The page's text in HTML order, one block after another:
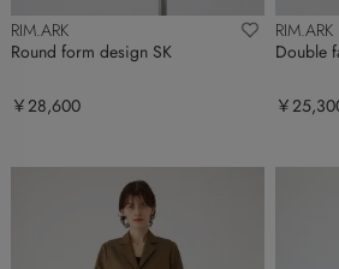
RIM.ARK
Round form design SK
￥28,600
RIM.ARK
Double
￥